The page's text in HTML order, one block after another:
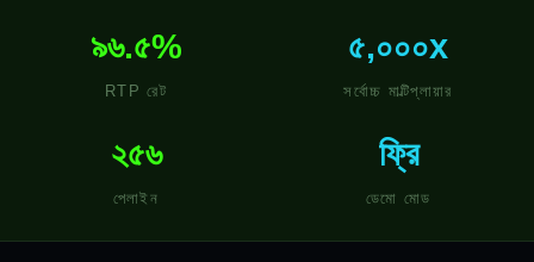
৯৬.৫%
RTP রেট
৫,০০০x
সর্বোচ্চ মাল্টিপ্লায়ার
২৫৬
পেলাইন
ফ্রি
ডেমো মোড